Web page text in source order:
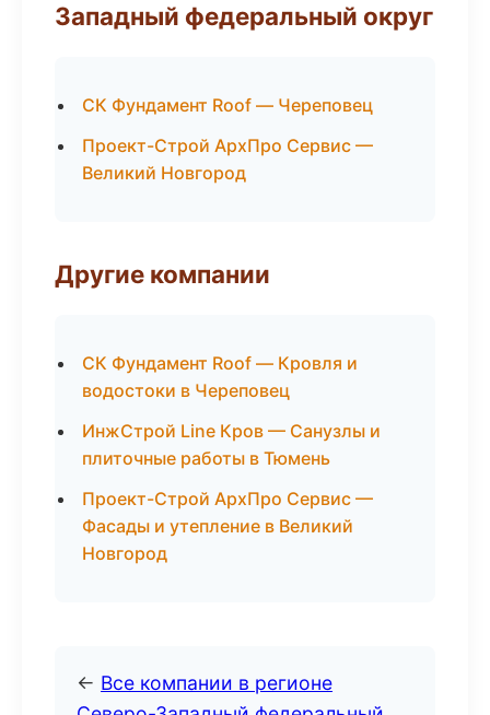
Западный федеральный округ
СК Фундамент Roof — Череповец
Проект-Строй АрхПро Сервис —
Великий Новгород
Другие компании
СК Фундамент Roof — Кровля и
водостоки в Череповец
ИнжСтрой Line Кров — Санузлы и
плиточные работы в Тюмень
Проект-Строй АрхПро Сервис —
Фасады и утепление в Великий
Новгород
← Все компании в регионе